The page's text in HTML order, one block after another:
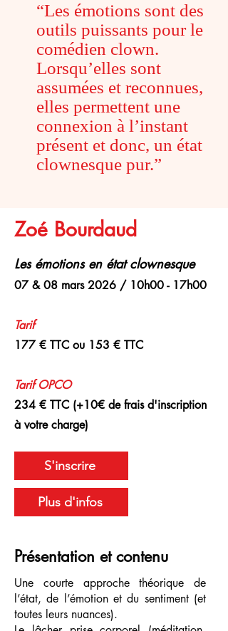
“Les émotions sont des
outils puissants pour le
comédien clown.
Lorsqu’elles sont
assumées et reconnues,
elles permettent une
connexion à l’instant
présent et donc, un état
clownesque pur.”
Zoé Bourdaud
Les émotions en état clownesque
07 & 08 mars 2026 / 10h00 - 17h00
Tarif
177 € TTC ou 153 € TTC
Tarif OPCO
234 € TTC (+10€ de frais d'inscription
à votre charge)
S'inscrire
Plus d'infos
Présentation et contenu
Une courte approche théorique de
l’état, de l’émotion et du sentiment (et
toutes leurs nuances).